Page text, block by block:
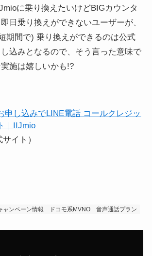
に乗り換えたいけどBIGカウンタ
日乗り換えができないユーザーが、
期間で) 乗り換えができるのは公式
込みとなるので、そう言った意味で
施は嬉しいかも!?
申し込みでLINE電話 コールクレジッ
｜IIJmio
サイト）
ャンペーン情報 ドコモ系MVNO 音声通話プラン